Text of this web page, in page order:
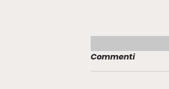
Commenti